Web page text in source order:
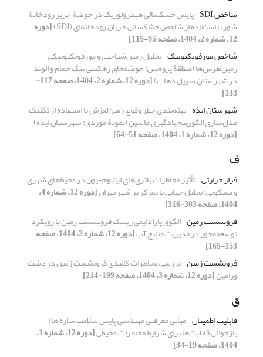
شاخص SDI پایش خشکسالی هیدرولوژیک در حوضۀ آبریز رودخانۀ
شور با استفاده از شاخص خشکسالی جریان رودخانه‌ای (SDI) [دوره
12، شماره 2، 1404، صفحه 95-115]
شاخص مورفوتکتونیک تحلیل زمین‌شناختی و مورفوتکتونیکی
زمین‌لغزش‌ها (منطقۀ پژوهش: حوضه‌های زهکشی تنگ حمام و الوند
در شهرستان سرپل ذهاب) [دوره 12، شماره 2، 1404، صفحه 117-
133]
شهرستان ایذه پهنه‌بندی خطر وقوع زمین‌لغزش با استفاده از تکنیک
مدل‌سازی الگوریتم یادگیری ماشین (نمونۀ موردی: شهرستان ایذه)
[دوره 12، شماره 1، 1404، صفحه 51-64]
ف
فرار حرارتی تأثیر مخاطرات باتری‌های لیتیوم-یون در محیط‌های شهری
و مسکونی: تحلیل جهانی با تمرکز بر شهر تهران [دوره 12، شماره 4،
1404، صفحه 303-316]
فرونشست زمین الگوی پارادایمی ریسک فرونشست زمین با رویکرد
توسعه‌محور در مدیریت منابع آب [دوره 12، شماره 2، 1404، صفحه
153-165]
فرونشست زمین بررسی مخاطرات کالبدی فرونشست زمین در دشت
ورامین[دوره 12، شماره 3، 1404، صفحه 199-214]
ق
قابلیت اطمینان مبانی معرفتی مهندسی پایش سلامت سازه ها؛
بازخوانی قابلیت‌ها برای شرایط مخاطرات محیطی [دوره 12، شماره 1،
1404، صفحه 19-34]